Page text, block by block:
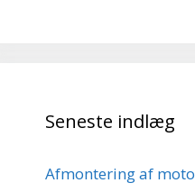
Seneste indlæg
Afmontering af